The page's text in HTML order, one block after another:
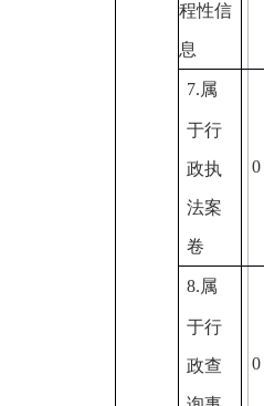
程性信
息
7.属
于行
政执
法案
卷
0
8.属
于行
政查 0